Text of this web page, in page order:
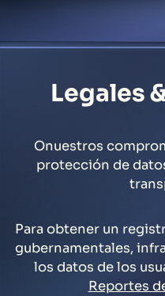
Legales
Onuestros
protección de
Para obtener un
gubernamentales,
los datos de los
Reportes